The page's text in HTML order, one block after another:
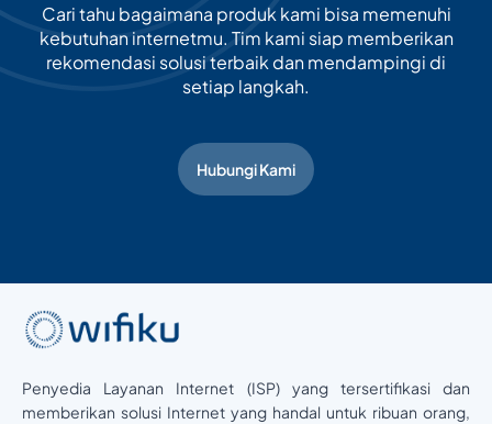
Cari tahu bagaimana produk kami bisa memenuhi
kebutuhan internetmu. Tim kami siap memberikan
rekomendasi solusi terbaik dan mendampingi di
setiap langkah.
Hubungi Kami
Penyedia Layanan Internet (ISP) yang tersertifikasi dan
memberikan solusi Internet yang handal untuk ribuan orang,